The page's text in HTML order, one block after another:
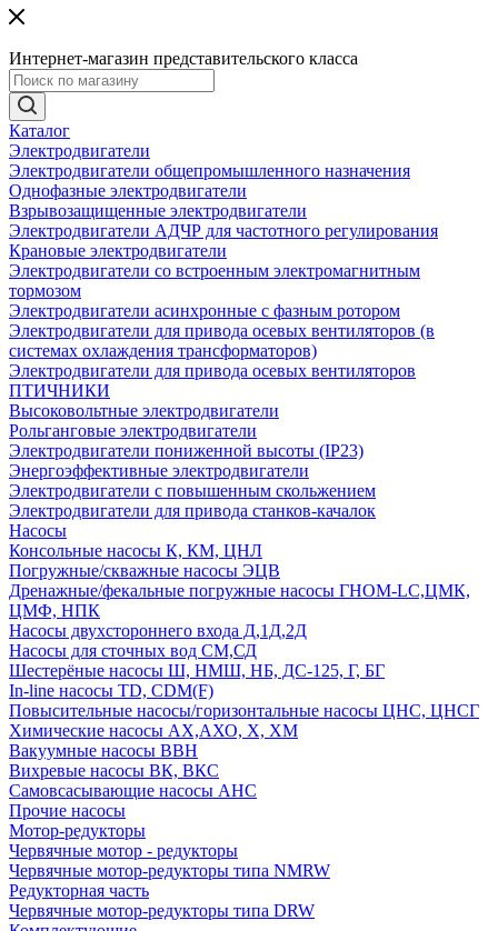
Интернет-магазин представительского класса
Каталог
Электродвигатели
Электродвигатели общепромышленного назначения
Однофазные электродвигатели
Взрывозащищенные электродвигатели
Электродвигатели АДЧР для частотного регулирования
Крановые электродвигатели
Электродвигатели со встроенным электромагнитным
тормозом
Электродвигатели асинхронные с фазным ротором
Электродвигатели для привода осевых вентиляторов (в
системах охлаждения трансформаторов)
Электродвигатели для привода осевых вентиляторов
ПТИЧНИКИ
Высоковольтные электродвигатели
Рольганговые электродвигатели
Электродвигатели пониженной высоты (IP23)
Энергоэффективные электродвигатели
Электродвигатели с повышенным скольжением
Электродвигатели для привода станков-качалок
Насосы
Консольные насосы К, КМ, ЦНЛ
Погружные/скважные насосы ЭЦВ
Дренажные/фекальные погружные насосы ГНОМ-LC,ЦМК,
ЦМФ, НПК
Насосы двухстороннего входа Д,1Д,2Д
Насосы для сточных вод СМ,СД
Шестерёные насосы Ш, НМШ, НБ, ДС-125, Г, БГ
In-line насосы TD, CDM(F)
Повысительные насосы/горизонтальные насосы ЦНС, ЦНСГ
Химические насосы АХ,АХО, Х, ХМ
Вакуумные насосы ВВН
Вихревые насосы ВК, ВКС
Самовсасывающие насосы АНС
Прочие насосы
Мотор-редукторы
Червячные мотор - редукторы
Червячные мотор-редукторы типа NMRW
Редукторная часть
Червячные мотор-редукторы типа DRW